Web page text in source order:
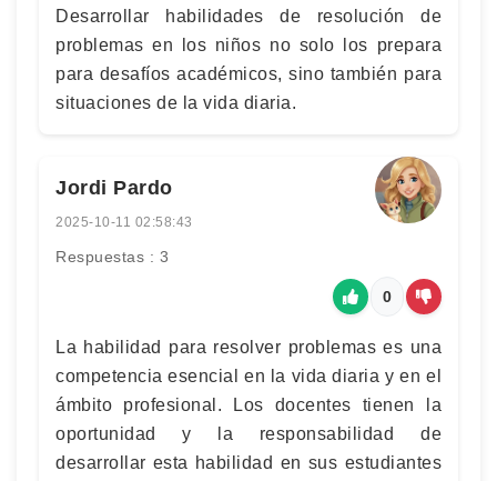
Desarrollar habilidades de resolución de
problemas en los niños no solo los prepara
para desafíos académicos, sino también para
situaciones de la vida diaria.
Jordi Pardo
2025-10-11 02:58:43
Respuestas : 3
0
La habilidad para resolver problemas es una
competencia esencial en la vida diaria y en el
ámbito profesional. Los docentes tienen la
oportunidad y la responsabilidad de
desarrollar esta habilidad en sus estudiantes